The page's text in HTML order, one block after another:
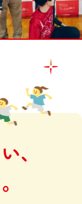
い、
。